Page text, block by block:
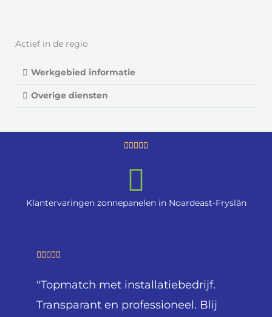
Actief in de regio
Werkgebied informatie
Overige diensten
    
d
g
Klantervaringen zonnepanelen in Noardeast-Fryslân
    
a
"Topmatch met installatiebedrijf.
Transparant en professioneel. Blij